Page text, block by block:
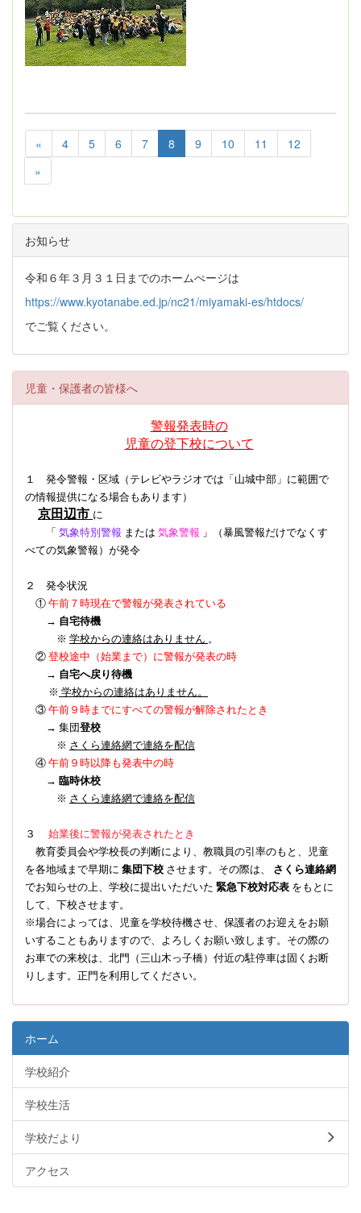
« 4 5 6 7 8 9 10 11
12
»
お知らせ
令和６年３月３１日までのホームぺージは
https://www.kyotanabe.ed.jp/nc21/miyamaki-es/htdocs/
でご覧ください。
児童・保護者の皆様へ
警報発表時の
児童の登下校について
１ 発令警報・区域（テレビやラジオでは「山城中部」に範囲で
の情報提供になる場合もあります）
京田辺市 に
「 気象特別警報 または 気象警報 」（暴風警報だけでなくす
べての気象警報） が発令
２ 発令状況
① 午前７時現在で警報が発表されている
→ 自宅待機
※ 学校からの連絡はありません 。
② 登校途中（始業まで）に警報が発表の時
→ 自宅へ戻り待機
※ 学校からの連絡はありません。
③ 午前９時までにすべての警報が解除されたとき
→ 集団登校
※ さくら連絡網で連絡を配信
④ 午前９時以降も発表中の時
→ 臨時休校
※ さくら連絡網で連絡を配信
３ 始業後に警報が発表されたとき
教育委員会や学校長の判断により、教職員の引率のもと、児童
を各地域まで早期に 集団下校 させます。その際は、 さくら連絡網
でお知らせの上、学校に提出いただいた 緊急下校対応表 をもとに
して、下校させます。
※場合によっては、児童を学校待機させ、保護者のお迎えをお願
いすることもありますので、よろしくお願い致します。その際の
お車での来校は、北門（三山木っ子橋）付近の駐停車は固くお断
りします。正門を利用してください。
ホーム
学校紹介
学校生活
学校だより
アクセス